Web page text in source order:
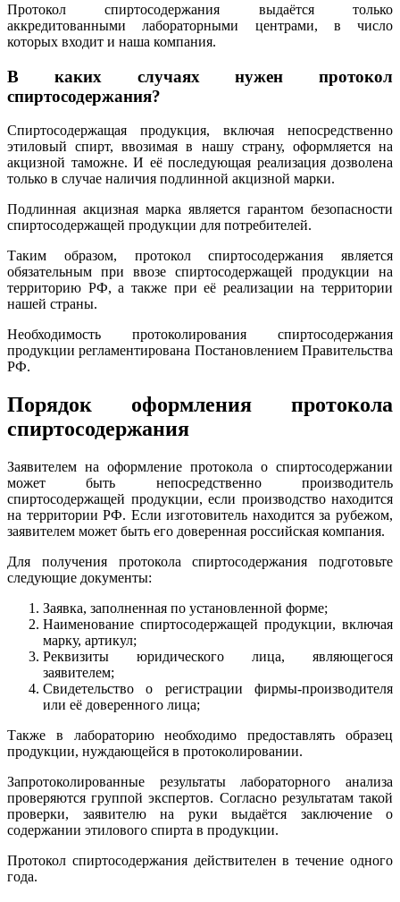
Протокол спиртосодержания выдаётся только
аккредитованными лабораторными центрами, в число
которых входит и наша компания.
В каких случаях нужен протокол
спиртосодержания?
Спиртосодержащая продукция, включая непосредственно
этиловый спирт, ввозимая в нашу страну, оформляется на
акцизной таможне. И её последующая реализация дозволена
только в случае наличия подлинной акцизной марки.
Подлинная акцизная марка является гарантом безопасности
спиртосодержащей продукции для потребителей.
Таким образом, протокол спиртосодержания является
обязательным при ввозе спиртосодержащей продукции на
территорию РФ, а также при её реализации на территории
нашей страны.
Необходимость протоколирования спиртосодержания
продукции регламентирована Постановлением Правительства
РФ.
Порядок оформления протокола
спиртосодержания
Заявителем на оформление протокола о спиртосодержании
может быть непосредственно производитель
спиртосодержащей продукции, если производство находится
на территории РФ. Если изготовитель находится за рубежом,
заявителем может быть его доверенная российская компания.
Для получения протокола спиртосодержания подготовьте
следующие документы:
Заявка, заполненная по установленной форме;
Наименование спиртосодержащей продукции, включая
марку, артикул;
Реквизиты юридического лица, являющегося
заявителем;
Свидетельство о регистрации фирмы-производителя
или её доверенного лица;
Также в лабораторию необходимо предоставлять образец
продукции, нуждающейся в протоколировании.
Запротоколированные результаты лабораторного анализа
проверяются группой экспертов. Согласно результатам такой
проверки, заявителю на руки выдаётся заключение о
содержании этилового спирта в продукции.
Протокол спиртосодержания действителен в течение одного
года.